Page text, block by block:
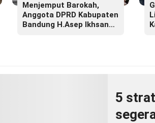
Menjemput Barokah,
Anggota DPRD Kabupaten
Bandung H.Asep Ikhsan
5